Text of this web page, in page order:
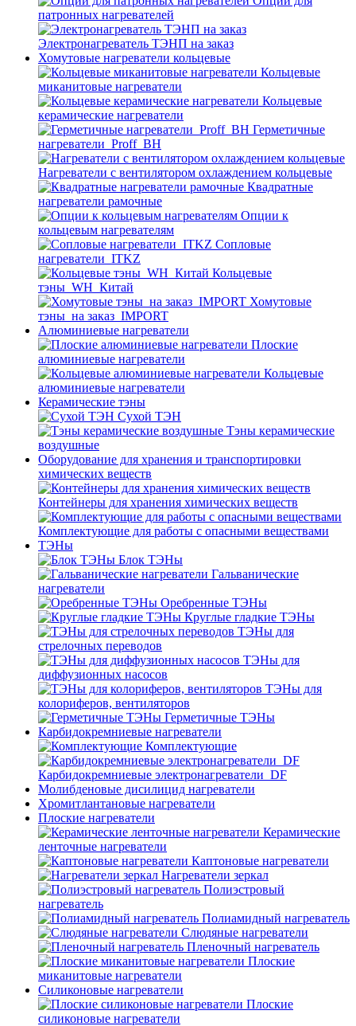
патронных нагревателей
Электронагреватель ТЭНП на заказ
Хомутовые нагреватели кольцевые
Кольцевые
миканитовые нагреватели
Кольцевые
керамические нагреватели
Герметичные
нагреватели_Proff_BH
Нагреватели с вентилятором охлаждением кольцевые
Квадратные
нагреватели рамочные
Опции к
кольцевым нагревателям
Cопловые
нагреватели_ITKZ
Кольцевые
тэны_WH_Китай
Хомутовые
тэны_на заказ_IMPORT
Алюминиевые нагреватели
Плоские
алюминиевые нагреватели
Кольцевые
алюминиевые нагреватели
Керамические тэны
Сухой ТЭН
Тэны керамические
воздушные
Оборудование для хранения и транспортировки
химических веществ
Контейнеры для хранения химических веществ
Комплектующие для работы с опасными веществами
ТЭНы
Блок ТЭНы
Гальванические
нагреватели
Оребренные ТЭНы
Круглые гладкие ТЭНы
ТЭНы для
стрелочных переводов
ТЭНы для
диффузионных насосов
ТЭНы для
колориферов, вентиляторов
Герметичные ТЭНы
Карбидокремниевые нагреватели
Комплектующие
Карбидокремниевые электронагреватели_DF
Молибденовые дисилицид нагреватели
Хромитлантановые нагреватели
Плоские нагреватели
Керамические
ленточные нагреватели
Каптоновые нагреватели
Нагреватели зеркал
Полиэстровый
нагреватель
Полиамидный нагреватель
Слюдяные нагреватели
Пленочный нагреватель
Плоские
миканитовые нагреватели
Силиконовые нагреватели
Плоские
силиконовые нагреватели